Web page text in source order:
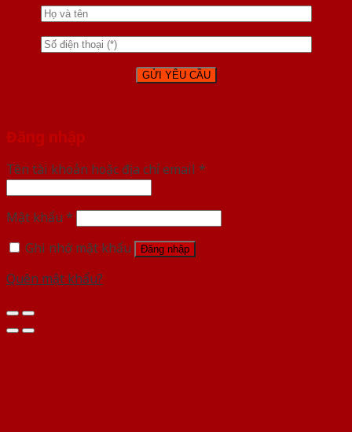
Đăng nhập
Tên tài khoản hoặc địa chỉ email *
Mật khẩu *
Ghi nhớ mật khẩu
Đăng nhập
Quên mật khẩu?